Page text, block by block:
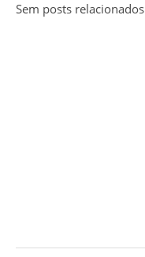
Sem posts relacionados